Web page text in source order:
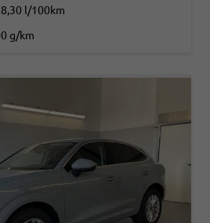
8,30 l/100km
g/km